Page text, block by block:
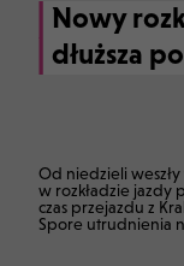
Nowy
dłuższa
Od niedzieli
w rozkładzie jazdy
czas przejazdu z
Spore utrudnienia